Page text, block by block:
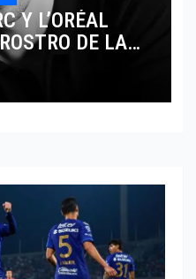
Y L’ORÉAL
DE LA